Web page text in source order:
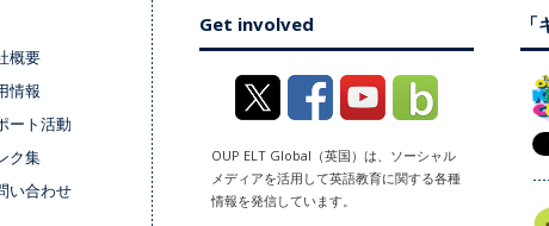
概要
情報
ート活動
ク集
い合わせ
Get involved
OUP ELT Global（英国）は、ソーシャル
メディアを活用して英語教育に関する各種
情報を発信しています。